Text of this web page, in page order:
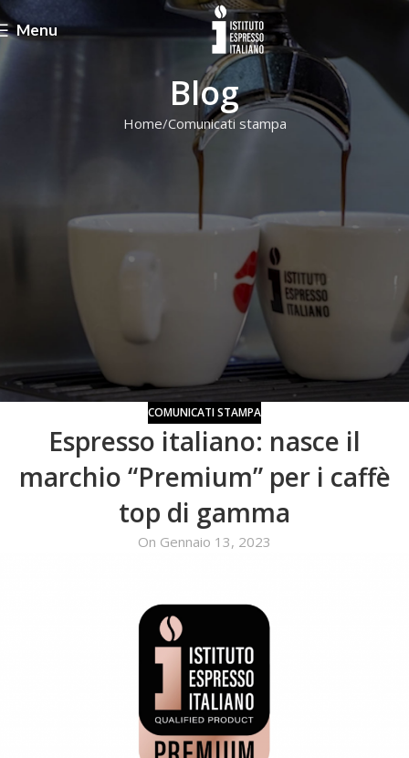
Menu
Blog
Home Comunicati stampa
COMUNICATI STAMPA
Espresso italiano: nasce il
marchio “Premium” per i caffè
top di gamma
On Gennaio 13, 2023